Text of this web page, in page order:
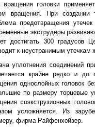
головки
вращения. При создании
предотвращения
экструдеры
достигать 300 градусов
к неустранимым утечкам
уплотнения соединений
крайне редко и
однослойных головок
по размеру торцевые
соэкструзионных
усложняется. Из
фирма Райфенхойзер.